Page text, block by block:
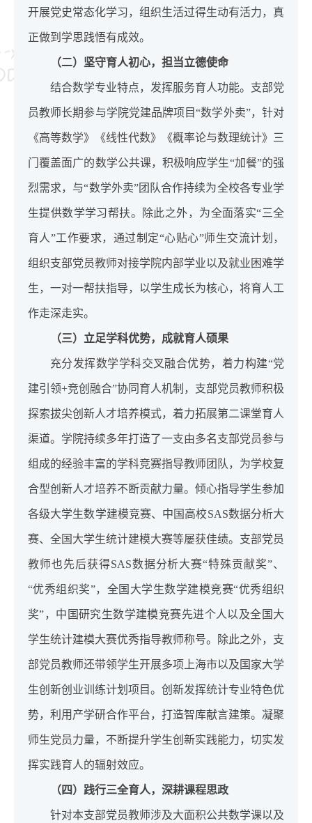
开展党史常态化学习，组织生活过得生动有活力，真
正做到学思践悟有成效。
（二）坚守育人初心，担当立德使命
结合数学专业特点，发挥服务育人功能。支部党
员教师长期参与学院党建品牌项目“数学外卖”，针对
《高等数学》《线性代数》《概率论与数理统计》三
门覆盖面广的数学公共课，积极响应学生“加餐”的强
烈需求，与“数学外卖”团队合作持续为全校各专业学
生提供数学学习帮扶。除此之外，为全面落实“三全
育人”工作要求，通过制定“心贴心”师生交流计划，
组织支部党员教师对接学院内部学业以及就业困难学
生，一对一帮扶指导，以学生成长为核心，将育人工
作走深走实。
（三）立足学科优势，成就育人硕果
充分发挥数学学科交叉融合优势，着力构建“党
建引领+竞创融合”协同育人机制，支部党员教师积极
探索拔尖创新人才培养模式，着力拓展第二课堂育人
渠道。学院持续多年打造了一支由多名支部党员参与
组成的经验丰富的学科竞赛指导教师团队，为学校复
合型创新人才培养不断贡献力量。倾心指导学生参加
各级大学生数学建模竞赛、中国高校SAS数据分析大
赛、全国大学生统计建模大赛等屡获佳绩。支部党员
教师也先后获得SAS数据分析大赛“特殊贡献奖”、
“优秀组织奖”，全国大学生数学建模竞赛“优秀组织
奖”，中国研究生数学建模竞赛先进个人以及全国大
学生统计建模大赛优秀指导教师称号。除此之外，支
部党员教师还带领学生开展多项上海市以及国家大学
生创新创业训练计划项目。创新发挥统计专业特色优
势，利用产学研合作平台，打造智库献言建策。凝聚
师生党员力量，不断提升学生创新实践能力，切实发
挥实践育人的辐射效应。
（四）践行三全育人，深耕课程思政
针对本支部党员教师涉及大面积公共数学课以及